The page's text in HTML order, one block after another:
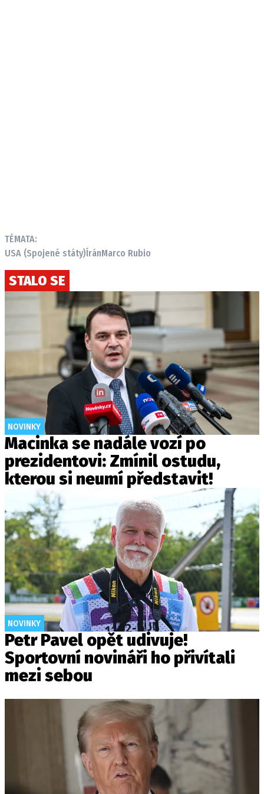
TÉMATA:
USA (Spojené státy)ÍránMarco Rubio
STALO SE
NOVINKY
Macinka se nadále vozí po
prezidentovi: Zmínil ostudu,
kterou si neumí představit!
NOVINKY
Petr Pavel opět udivuje!
Sportovní novináři ho přivítali
mezi sebou